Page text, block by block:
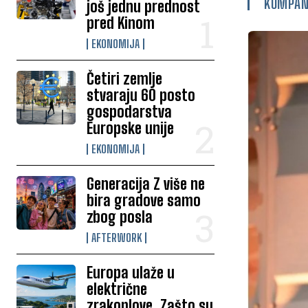
još jednu prednost
pred Kinom
EKONOMIJA
Četiri zemlje
stvaraju 60 posto
gospodarstva
Europske unije
EKONOMIJA
Generacija Z više ne
bira gradove samo
zbog posla
AFTERWORK
Europa ulaže u
električne